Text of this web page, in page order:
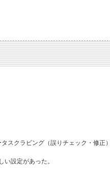
クラビング（誤りチェック・修正）
い設定があった。